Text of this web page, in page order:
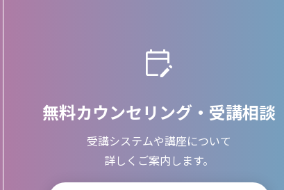
無料カウンセリング・受講相談
受講システムや講座について
詳しくご案内します。